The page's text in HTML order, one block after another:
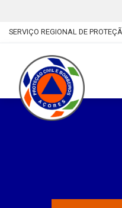
SERVIÇO REGIONAL DE